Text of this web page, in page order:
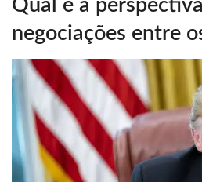
Qual é a
negociações entre